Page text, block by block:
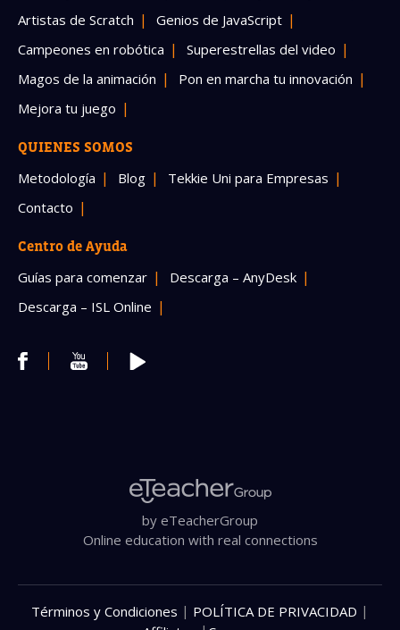
Artistas de Scratch
Genios de JavaScript
Campeones en robótica
Superestrellas del video
Magos de la animación
Pon en marcha tu innovación
Mejora tu juego
QUIENES SOMOS
Metodología Blog
Tekkie Uni para Empresas
Contacto
Centro de Ayuda
Guías para comenzar
Descarga – AnyDesk
Descarga – ISL Online
by eTeacherGroup
Online education with real connections
Términos y Condiciones | POLÍTICA DE PRIVACIDAD |